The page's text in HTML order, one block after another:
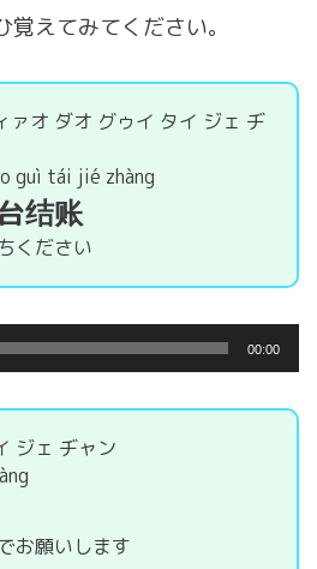
えてみてください。
ァオ ダオ グゥイ タイ ジェ ヂ
guì tái jié zhàng
结账
ください
00:00
ジェ ヂャン
お願いします